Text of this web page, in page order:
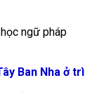
ngữ pháp
Ban Nha ở